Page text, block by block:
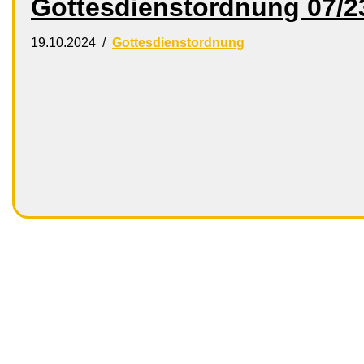
Gottesdienstordnung 07/
19.10.2024 Gottesdienstordnung